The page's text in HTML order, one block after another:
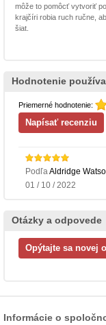
môže to pomôcť vytvoriť
krajčíri robia ruch ručne,
šiat.
Hodnotenie
Priemerné hodnotenie:
Podľa Aldridge
01 / 10 / 2022
Otázky a odpovede
Informácie o